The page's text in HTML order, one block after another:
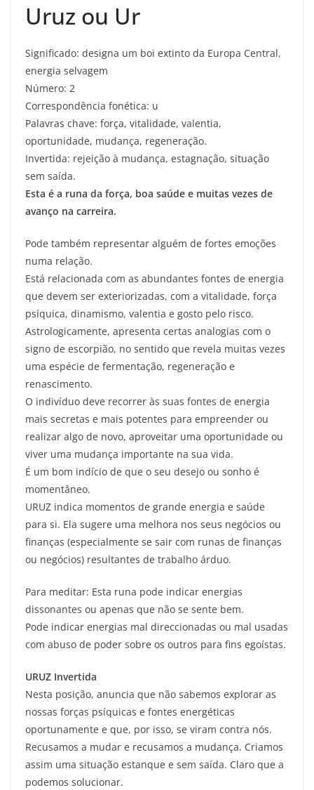
Uruz ou Ur
Significado: designa um boi extinto da Europa Central,
energia selvagem
Número: 2
Correspondência fonética: u
Palavras chave: força, vitalidade, valentia,
oportunidade, mudança, regeneração.
Invertida: rejeição à mudança, estagnação, situação
sem saída.
Esta é a runa da força, boa saúde e muitas vezes de
avanço na carreira.
Pode também representar alguém de fortes emoções
numa relação.
Está relacionada com as abundantes fontes de energia
que devem ser exteriorizadas, com a vitalidade, força
psíquica, dinamismo, valentia e gosto pelo risco.
Astrologicamente, apresenta certas analogias com o
signo de escorpião, no sentido que revela muitas vezes
uma espécie de fermentação, regeneração e
renascimento.
O indivíduo deve recorrer às suas fontes de energia
mais secretas e mais potentes para empreender ou
realizar algo de novo, aproveitar uma oportunidade ou
viver uma mudança importante na sua vida.
É um bom indício de que o seu desejo ou sonho é
momentâneo.
URUZ indica momentos de grande energia e saúde
para si. Ela sugere uma melhora nos seus negócios ou
finanças (especialmente se sair com runas de finanças
ou negócios) resultantes de trabalho árduo.
Para meditar: Esta runa pode indicar energias
dissonantes ou apenas que não se sente bem.
Pode indicar energias mal direccionadas ou mal usadas
com abuso de poder sobre os outros para fins egoístas.
URUZ Invertida
Nesta posição, anuncia que não sabemos explorar as
nossas forças psíquicas e fontes energéticas
oportunamente e que, por isso, se viram contra nós.
Recusamos a mudar e recusamos a mudança. Criamos
assim uma situação estanque e sem saída. Claro que a
podemos solucionar.